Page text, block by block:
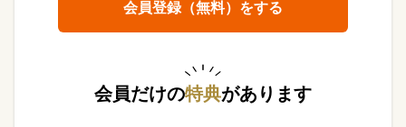
会員登録（無料）をする
会員だけの特典があります